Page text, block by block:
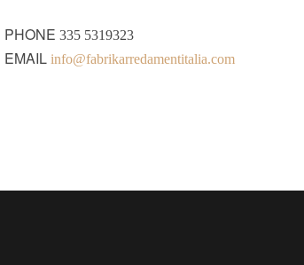
PHONE 335 5319323
EMAIL info@fabrikarredamentitalia.com